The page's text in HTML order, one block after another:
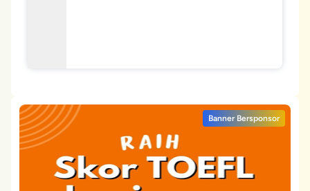
Banner Bersponsor